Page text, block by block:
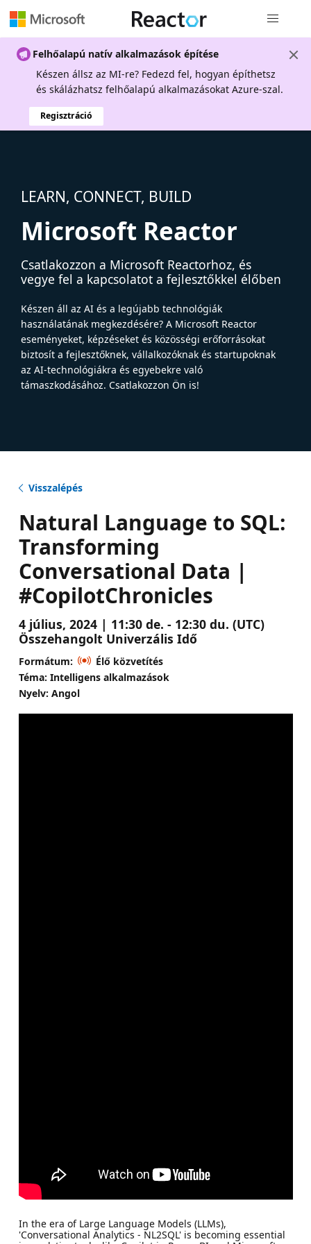
Felhőalapú natív alkalmazások építése
Készen állsz az MI-re? Fedezd fel, hogyan építhetsz
és skálázhatsz felhőalapú alkalmazásokat Azure-szal.
Regisztráció
LEARN, CONNECT, BUILD
Microsoft Reactor
Csatlakozzon a Microsoft Reactorhoz, és
vegye fel a kapcsolatot a fejlesztőkkel élőben
Készen áll az AI és a legújabb technológiák
használatának megkezdésére? A Microsoft Reactor
eseményeket, képzéseket és közösségi erőforrásokat
biztosít a fejlesztőknek, vállalkozóknak és startupoknak
az AI-technológiákra és egyebekre való
támaszkodásához. Csatlakozzon Ön is!
Visszalépés
Natural Language to SQL:
Transforming
Conversational Data |
#CopilotChronicles
4 július, 2024 | 11:30 de. - 12:30 du. (UTC)
Összehangolt Univerzális Idő
Formátum:
Élő közvetítés
Téma: Intelligens alkalmazások
Nyelv: Angol
In the era of Large Language Models (LLMs),
'Conversational Analytics - NL2SQL' is becoming essential